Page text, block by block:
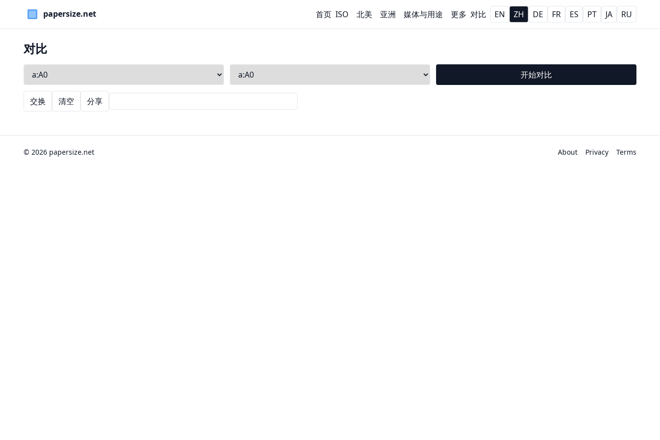
Paper Sizes 首页 ISO 北美 亚洲 媒体与用途 更多 对比 EN ZH DE FR ES PT JA RU
对比
开始对比
交换 清空 分享
© 2026 papersize.net About Privacy Terms